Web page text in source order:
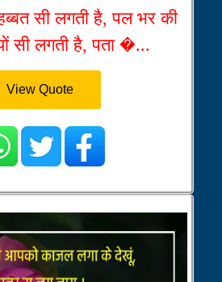
सी लगती है, पल भर की
सी लगती है, पता �...
View Quote